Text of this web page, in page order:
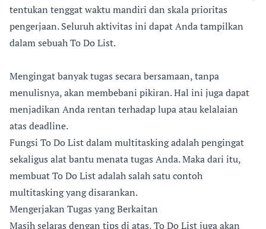
tentukan tenggat waktu mandiri dan skala prioritas
pengerjaan. Seluruh aktivitas ini dapat Anda tampilkan
dalam sebuah To Do List.
Mengingat banyak tugas secara bersamaan, tanpa
menulisnya, akan membebani pikiran. Hal ini juga dapat
menjadikan Anda rentan terhadap lupa atau kelalaian
atas deadline.
Fungsi To Do List dalam multitasking adalah pengingat
sekaligus alat bantu menata tugas Anda. Maka dari itu,
membuat To Do List adalah salah satu contoh
multitasking yang disarankan.
Mengerjakan Tugas yang Berkaitan
Masih selaras dengan tips di atas, To Do List juga akan